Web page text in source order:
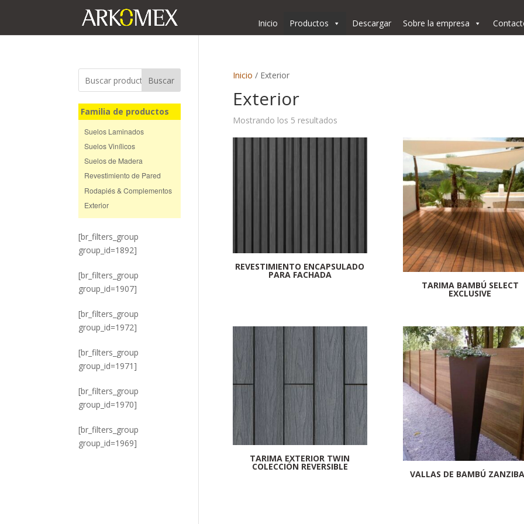
Inicio Productos Descargar Sobre la empresa
Inicio / Exterior
Exterior
Mostrando los 5 resultados
REVESTIMIENTO ENCAPSULADO
PARA FACHADA
TARIMA BAMBÚ SELECT
EXCLUSIVE
TARIMA EXTERIOR TWIN
COLECCIÓN REVERSIBLE
VALLAS DE BAMBÚ
Buscar
Familia de productos
Suelos Laminados
Suelos Vinílicos
Suelos de Madera
Revestimiento de Pared
Rodapiés & Complementos
Exterior
[br_filters_group
group_id=1892]
[br_filters_group
group_id=1907]
[br_filters_group
group_id=1972]
[br_filters_group
group_id=1971]
[br_filters_group
group_id=1970]
[br_filters_group
group_id=1969]